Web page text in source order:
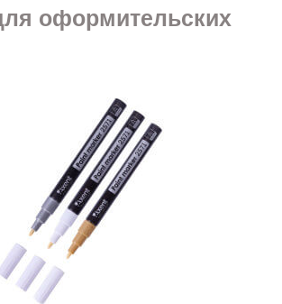
оформительских